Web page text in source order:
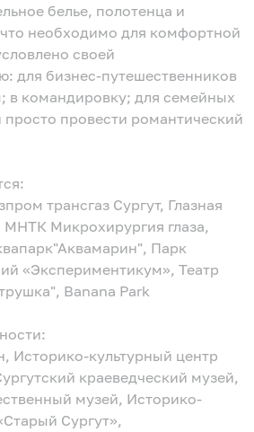
белье, полотенца и
что необходимо для комфортной
своей
для бизнес-путешественников
в командировку; для семейных
трансгаз Сургут, Глазная
МНТК Микрохирургия глаза,
Парк
«Экспериментикум», Театр
Banana Park
Историко-культурный центр
краеведческий музей,
музей, Историко-
Сургут»,